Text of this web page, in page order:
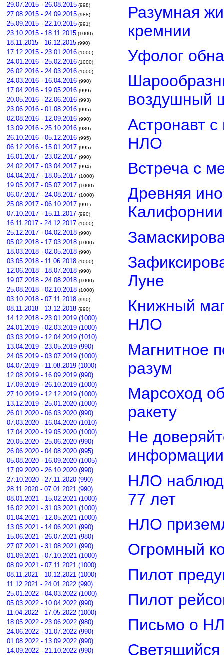
29.07.2015 - 26.08.2015 (998)
27.08.2015 - 24.09.2015 (988)
25.09.2015 - 22.10.2015 (991)
23.10.2015 - 18.11.2015 (1000)
18.11.2015 - 16.12.2015 (990)
17.12.2015 - 23.01.2016 (1000)
24.01.2016 - 25.02.2016 (1000)
26.02.2016 - 24.03.2016 (1000)
24.03.2016 - 16.04.2016 (990)
17.04.2016 - 19.05.2016 (999)
20.05.2016 - 22.06.2016 (993)
23.06.2016 - 01.08.2016 (995)
02.08.2016 - 12.09.2016 (990)
13.09.2016 - 25.10.2016 (989)
26.10.2016 - 05.12.2016 (995)
06.12.2016 - 15.01.2017 (995)
16.01.2017 - 23.02.2017 (990)
24.02.2017 - 03.04.2017 (994)
04.04.2017 - 18.05.2017 (1000)
19.05.2017 - 05.07.2017 (1000)
06.07.2017 - 24.08.2017 (1000)
25.08.2017 - 06.10.2017 (991)
07.10.2017 - 15.11.2017 (990)
16.11.2017 - 24.12.2017 (1000)
25.12.2017 - 04.02.2018 (990)
05.02.2018 - 17.03.2018 (1000)
18.03.2018 - 02.05.2018 (990)
03.05.2018 - 11.06.2018 (1000)
12.06.2018 - 18.07.2018 (990)
19.07.2018 - 24.08.2018 (1000)
25.08.2018 - 02.10.2018 (1000)
03.10.2018 - 07.11.2018 (990)
08.11.2018 - 13.12.2018 (990)
14.12.2018 - 23.01.2019 (1000)
24.01.2019 - 02.03.2019 (1000)
03.03.2019 - 12.04.2019 (1010)
13.04.2019 - 23.05.2019 (990)
24.05.2019 - 03.07.2019 (1000)
04.07.2019 - 11.08.2019 (1000)
12.08.2019 - 16.09.2019 (990)
17.09.2019 - 26.10.2019 (1000)
27.10.2019 - 12.12.2019 (1000)
13.12.2019 - 25.01.2020 (1000)
26.01.2020 - 06.03.2020 (990)
07.03.2020 - 16.04.2020 (1010)
17.04.2020 - 19.05.2020 (1000)
20.05.2020 - 25.06.2020 (990)
26.06.2020 - 04.08.2020 (995)
05.08.2020 - 16.09.2020 (1005)
17.09.2020 - 26.10.2020 (990)
27.10.2020 - 27.11.2020 (990)
28.11.2020 - 07.01.2021 (990)
08.01.2021 - 15.02.2021 (1000)
16.02.2021 - 31.03.2021 (1000)
01.04.2021 - 12.05.2021 (1000)
13.05.2021 - 14.06.2021 (990)
15.06.2021 - 26.07.2021 (980)
27.07.2021 - 31.08.2021 (990)
01.09.2021 - 07.10.2021 (1000)
08.09.2021 - 07.11.2021 (1000)
08.11.2021 - 10.12.2021 (1000)
11.12.2021 - 24.01.2022 (990)
25.01.2022 - 04.03.2022 (1000)
05.03.2022 - 10.04.2022 (990)
11.04.2022 - 17.05.2022 (1000)
18.05.2022 - 23.06.2022 (980)
24.06.2022 - 31.07.2022 (990)
01.08.2022 - 13.09.2022 (990)
14.09.2022 - 21.10.2022 (990)
Разумная
кремнии
Уфолог
воздушный
Астронавт
НЛО
Встреча с
Древняя
Калифорнии
Луне
Книжный
НЛО
Магнитное
разум
Марсоход
ракету
Не
информации
НЛО
77 лет
НЛО
Огромный
Пилот
Пилот
Письмо о
Светящийся